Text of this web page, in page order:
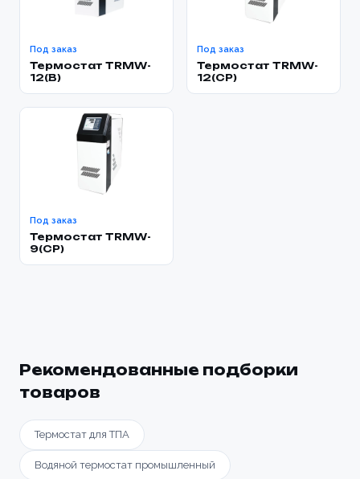
Под заказ
Термостат TRMW-
12(B)
Под заказ
Термостат TRMW-
12(CP)
Под заказ
Термостат TRMW-
9(CP)
Рекомендованные подборки
товаров
Термостат для ТПА
Водяной термостат промышленный